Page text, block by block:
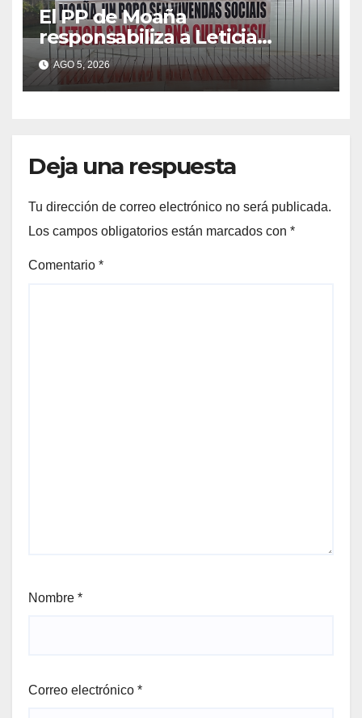
El PP de Moaña
responsabiliza a Leticia
Santos de poner en riesgo la
construcción de viviendas
sociales de As Raíñas
AGO 5, 2026
Deja una respuesta
Tu dirección de correo electrónico no será publicada.
Los campos obligatorios están marcados con *
Comentario *
Nombre *
Correo electrónico *